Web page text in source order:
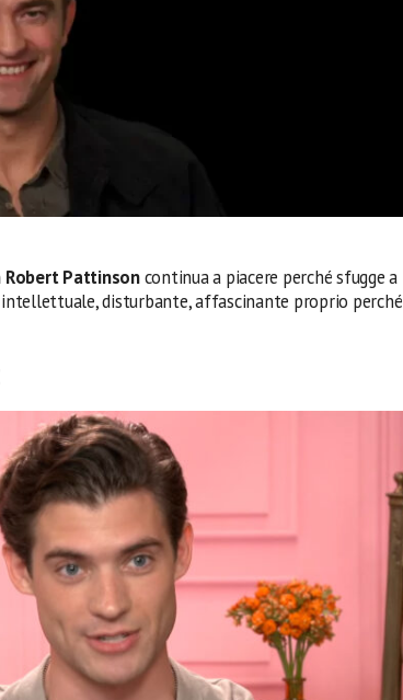
Robert Pattinsoncontinua a piacere perché sfugge a
disturbante, affascinante proprio perché